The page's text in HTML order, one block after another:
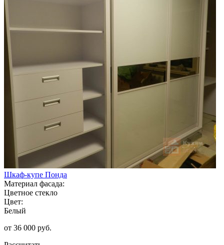
Шкаф-купе Понда
Материал фасада:
Цветное стекло
Цвет:
Белый
от 36 000 руб.